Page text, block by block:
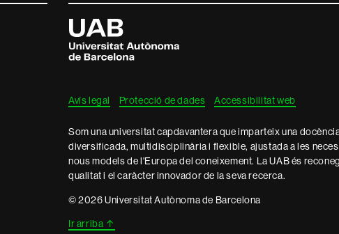
Universitat
Autònoma
de
Barcelona
Avís legal Protecció de dades Accessibilitat web
Som una universitat capdavantera que imparteix una
diversificada, multidisciplinària i flexible, ajustada a les
nous models de l'Europa del coneixement. La UAB és
qualitat i el caràcter innovador de la seva recerca.
© 2026 Universitat Autònoma de Barcelona
Ir arriba ↑